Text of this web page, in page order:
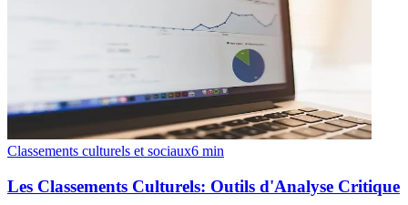
Classements culturels et sociaux6 min
Les Classements Culturels: Outils d'Analyse Critique